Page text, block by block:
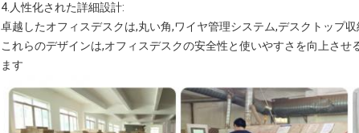
4.人性化された詳細設計:
卓越したオフィスデスクは,丸い角,ワイヤ管理システム,デスクトップ
これらのデザインは,オフィスデスクの安全性と使いやすさを向上さ
ます